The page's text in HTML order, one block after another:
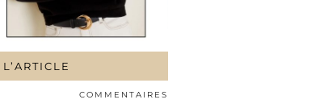
COMMENTAIRES